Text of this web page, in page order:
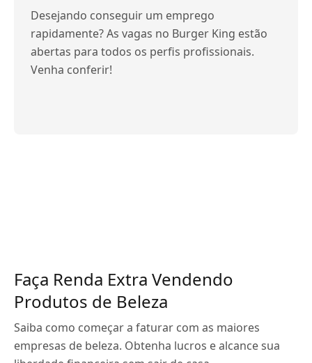
Desejando conseguir um emprego
rapidamente? As vagas no Burger King estão
abertas para todos os perfis profissionais.
Venha conferir!
Faça Renda Extra Vendendo
Produtos de Beleza
Saiba como começar a faturar com as maiores
empresas de beleza. Obtenha lucros e alcance sua